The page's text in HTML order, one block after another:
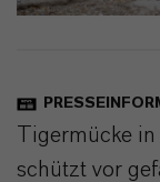
Tigermücke
schützt vor